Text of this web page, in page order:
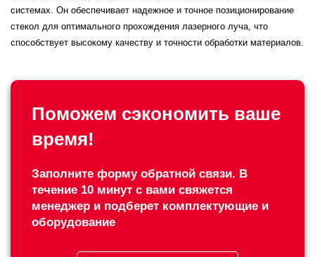
системах. Он обеспечивает надежное и точное позиционирование
стекол для оптимального прохождения лазерного луча, что
способствует высокому качеству и точности обработки материалов.
Поможем сэкономить ваше
время!
Заполните форму обратной связи. В
течение 10 минут с вами свяжется
менеджер и подберет комплектующие и
оборудование